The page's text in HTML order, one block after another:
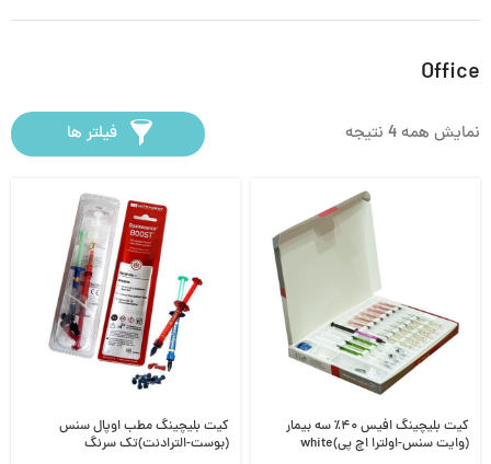
Office
نمایش همه 4 نتیجه فیلتر ها
کیت بلیچینگ افیس ۴۰٪ سه بیمار
(وایت سنس-اولترا اچ پی)white
کیت بلیچینگ مطب اوپال سنس
(بوست-الترادنت)تک سرنگ